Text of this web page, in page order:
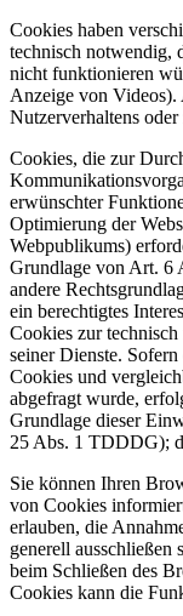
Cookies haben
technisch notwendig,
nicht funktionieren
Anzeige von Videos).
Nutzerverhaltens
Cookies, die zur
erwünschter
Optimierung der
Webpublikums)
Grundlage von Art. 6
andere
ein berechtigtes
Cookies zur
seiner Dienste.
Cookies und
abgefragt wurde,
Grundlage dieser
25 Abs. 1 TDDDG);
Sie können Ihren
von Cookies
erlauben, die
generell ausschließen
beim Schließen des
Cookies kann die